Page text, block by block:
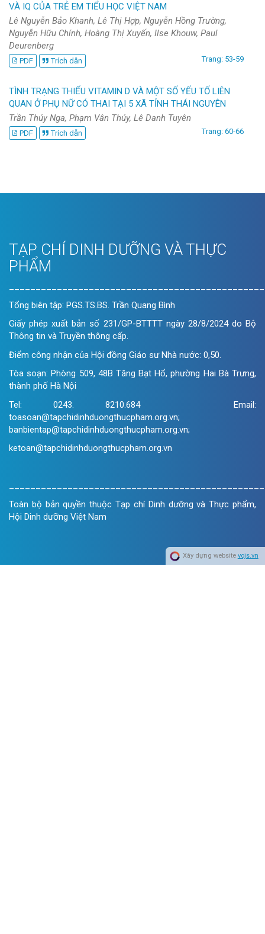
VÀ IQ CỦA TRẺ EM TIỂU HỌC VIỆT NAM
Lê Nguyễn Bảo Khanh, Lê Thị Hợp, Nguyễn Hồng Trường,
Nguyễn Hữu Chính, Hoàng Thị Xuyến, Ilse Khouw, Paul
Deurenberg
PDF Trích dẫn Trang: 53-59
TÌNH TRẠNG THIẾU VITAMIN D VÀ MỘT SỐ YẾU TỐ LIÊN
QUAN Ở PHỤ NỮ CÓ THAI TẠI 5 XÃ TỈNH THÁI NGUYÊN
Trần Thúy Nga, Phạm Vân Thúy, Lê Danh Tuyên
PDF Trích dẫn Trang: 60-66
TẠP CHÍ DINH DƯỠNG VÀ THỰC
PHẨM
Tổng biên tập: PGS.TS.BS. Trần Quang Bình
Giấy phép xuất bản số 231/GP-BTTTT ngày 28/8/2024 do Bộ
Thông tin và Truyền thông cấp.
Điểm công nhận của Hội đồng Giáo sư Nhà nước: 0,50.
Tòa soạn: Phòng 509, 48B Tăng Bạt Hổ, phường Hai Bà Trưng,
thành phố Hà Nội
Tel: 0243. 8210.684 Email:
toasoan@tapchidinhduongthucpham.org.vn;
banbientap@tapchidinhduongthucpham.org.vn;
ketoan@tapchidinhduongthucpham.org.vn
Toàn bộ bản quyền thuộc Tạp chí Dinh dưỡng và Thực phẩm,
Hội Dinh dưỡng Việt Nam